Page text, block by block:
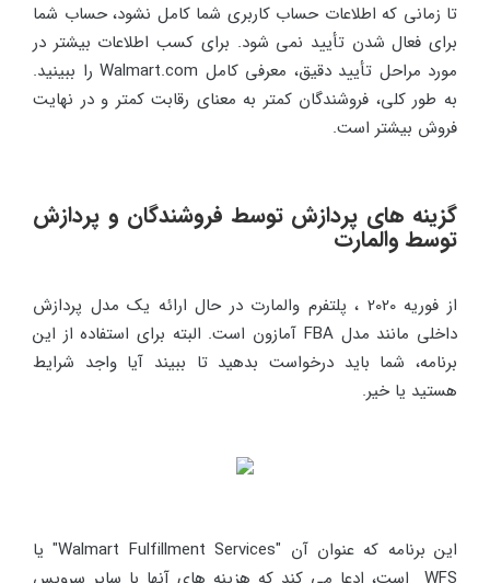
تا زمانی که اطلاعات حساب کاربری شما کامل نشود، حساب شما
برای فعال شدن تأیید نمی شود. برای کسب اطلاعات بیشتر در
مورد مراحل تأیید دقیق، معرفی کامل Walmart.com را ببینید.
به طور کلی، فروشندگان کمتر به معنای رقابت کمتر و در نهایت
فروش بیشتر است.
گزینه های پردازش توسط فروشندگان و پردازش
توسط والمارت
از فوریه 2020 ، پلتفرم والمارت در حال ارائه یک مدل پردازش
داخلی مانند مدل FBA آمازون است. البته برای استفاده از این
برنامه، شما باید درخواست بدهید تا ببیند آیا واجد شرایط
هستید یا خیر.
این برنامه که عنوان آن "Walmart Fulfillment Services" یا